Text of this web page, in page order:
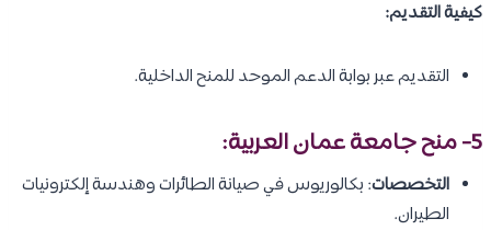
كيفية التقديم:
التقديم عبر بوابة الدعم الموحد للمنح الداخلية.
5- منح جامعة عمان العربية:
التخصصات: بكالوريوس في صيانة الطائرات وهندسة إلكترونيات
الطيران.